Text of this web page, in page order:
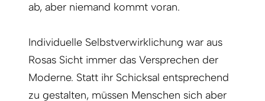
ab, aber niemand kommt voran.
Individuelle Selbstverwirklichung war aus
Rosas Sicht immer das Versprechen der
Moderne. Statt ihr Schicksal entsprechend
zu gestalten, müssen Menschen sich aber